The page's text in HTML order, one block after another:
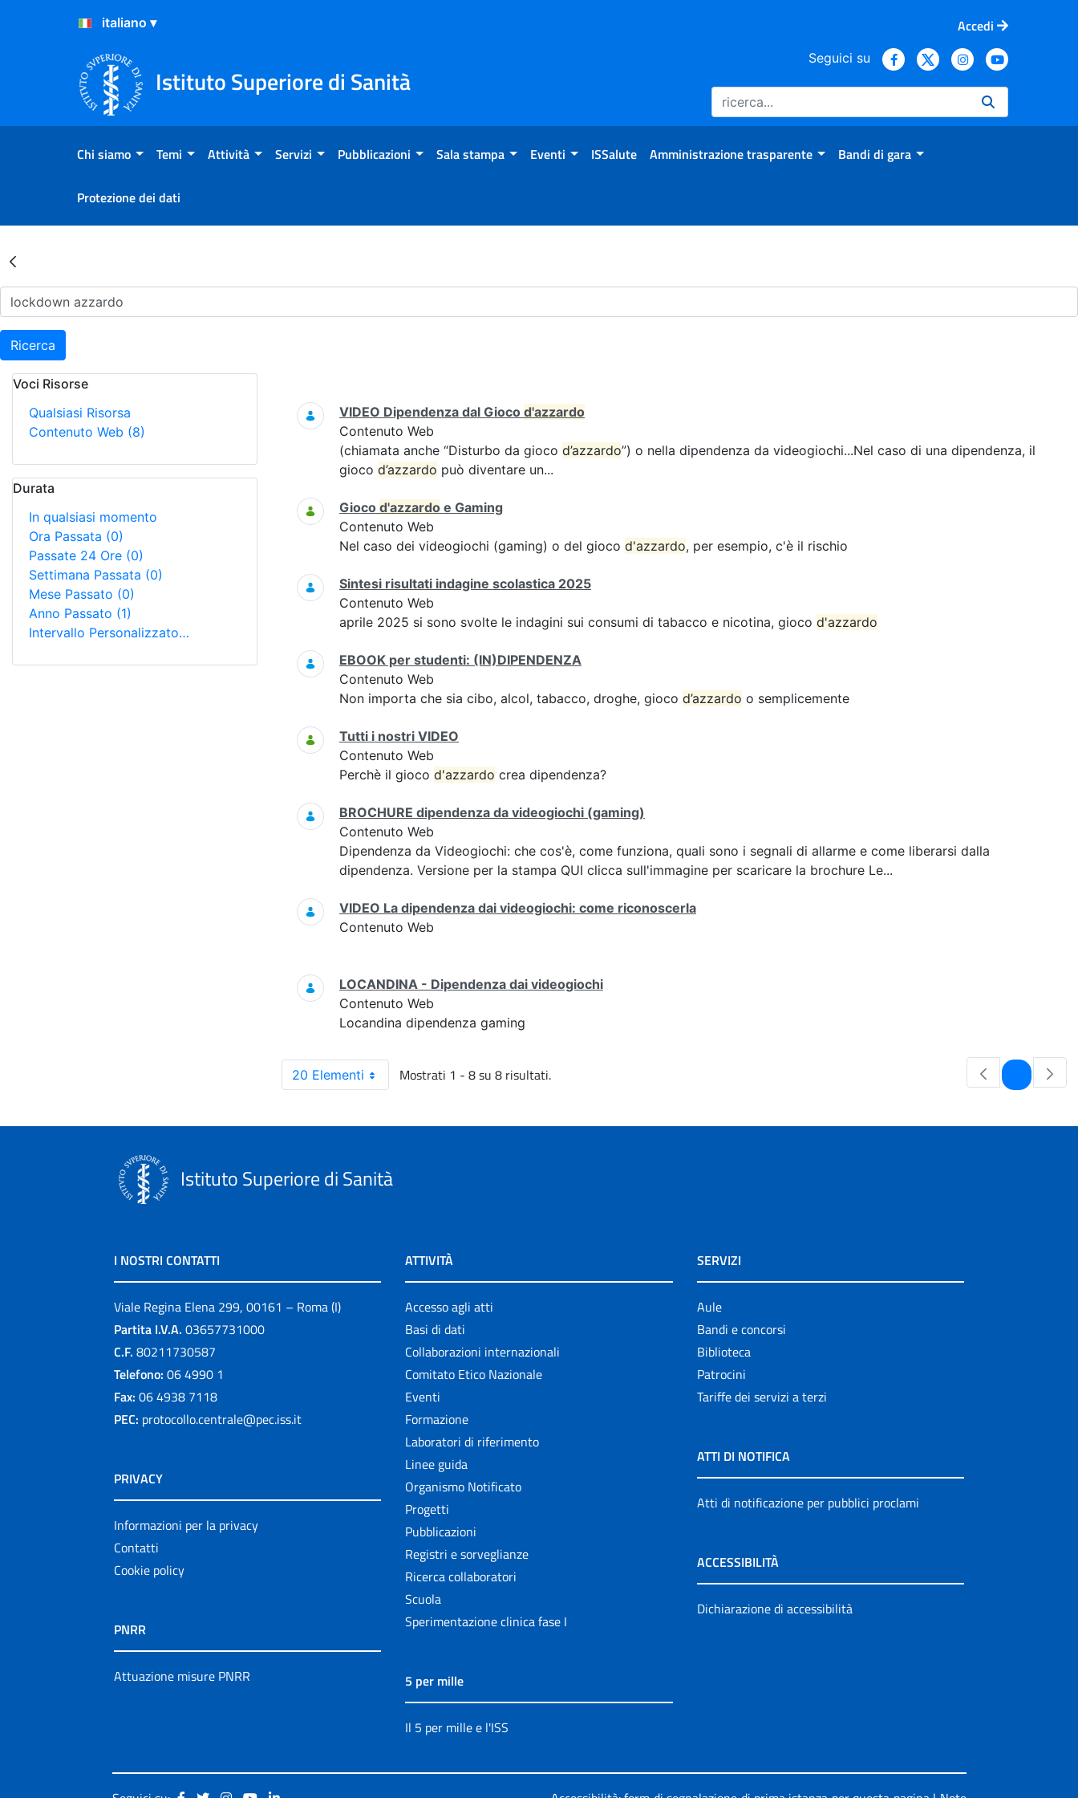
Salta al Contenuto
Salta al Footer
Accedi
Istituto Superiore di Sanità
Seguici su
Chi siamo Temi Attività Servizi Pubblicazioni Sala stampa Eventi ISSalute Amministrazione trasparente Bandi di gara
Protezione dei dati
Risultati della Ricerca - Archivio
Ricerca
Voci Risorse
Qualsiasi Risorsa
Contenuto Web (8)
Durata
In qualsiasi momento
Ora Passata (0)
Passate 24 Ore (0)
Settimana Passata (0)
Mese Passato (0)
Anno Passato (1)
Intervallo Personalizzato…
Ricerca
VIDEO Dipendenza dal Gioco d'azzardo
Contenuto Web
(chiamata anche “Disturbo da gioco d’azzardo”) o nella dipendenza da videogiochi...Nel caso di una dipendenza, il
gioco d’azzardo può diventare un...
Gioco d'azzardo e Gaming
Contenuto Web
Nel caso dei videogiochi (gaming) o del gioco d'azzardo, per esempio, c'è il rischio
Sintesi risultati indagine scolastica 2025
Contenuto Web
aprile 2025 si sono svolte le indagini sui consumi di tabacco e nicotina, gioco d'azzardo
EBOOK per studenti: (IN)DIPENDENZA
Contenuto Web
Non importa che sia cibo, alcol, tabacco, droghe, gioco d’azzardo o semplicemente
Tutti i nostri VIDEO
Contenuto Web
Perchè il gioco d'azzardo crea dipendenza?
BROCHURE dipendenza da videogiochi (gaming)
Contenuto Web
Dipendenza da Videogiochi: che cos'è, come funziona, quali sono i segnali di allarme e come liberarsi dalla
dipendenza. Versione per la stampa QUI clicca sull'immagine per scaricare la brochure Le...
VIDEO La dipendenza dai videogiochi: come riconoscerla
Contenuto Web
LOCANDINA - Dipendenza dai videogiochi
Contenuto Web
Locandina dipendenza gaming
20 Elementi Mostrati 1 - 8 su 8 risultati. Pagina
Istituto Superiore di Sanità
I NOSTRI CONTATTI
Viale Regina Elena 299, 00161 – Roma (I)
Partita I.V.A. 03657731000
C.F. 80211730587
Telefono: 06 4990 1
Fax: 06 4938 7118
PEC: protocollo.centrale@pec.iss.it
PRIVACY
Informazioni per la privacy
Contatti
Cookie policy
PNRR
Attuazione misure PNRR
ATTIVITÀ
Accesso agli atti
Basi di dati
Collaborazioni internazionali
Comitato Etico Nazionale
Eventi
Formazione
Laboratori di riferimento
Linee guida
Organismo Notificato
Progetti
Pubblicazioni
Registri e sorveglianze
Ricerca collaboratori
Scuola
Sperimentazione clinica fase I
5 per mille
Il 5 per mille e l'ISS
SERVIZI
Aule
Bandi e concorsi
Biblioteca
Patrocini
Tariffe dei servizi a terzi
ATTI DI NOTIFICA
Atti di notificazione per pubblici proclami
ACCESSIBILITÀ
Dichiarazione di accessibilità